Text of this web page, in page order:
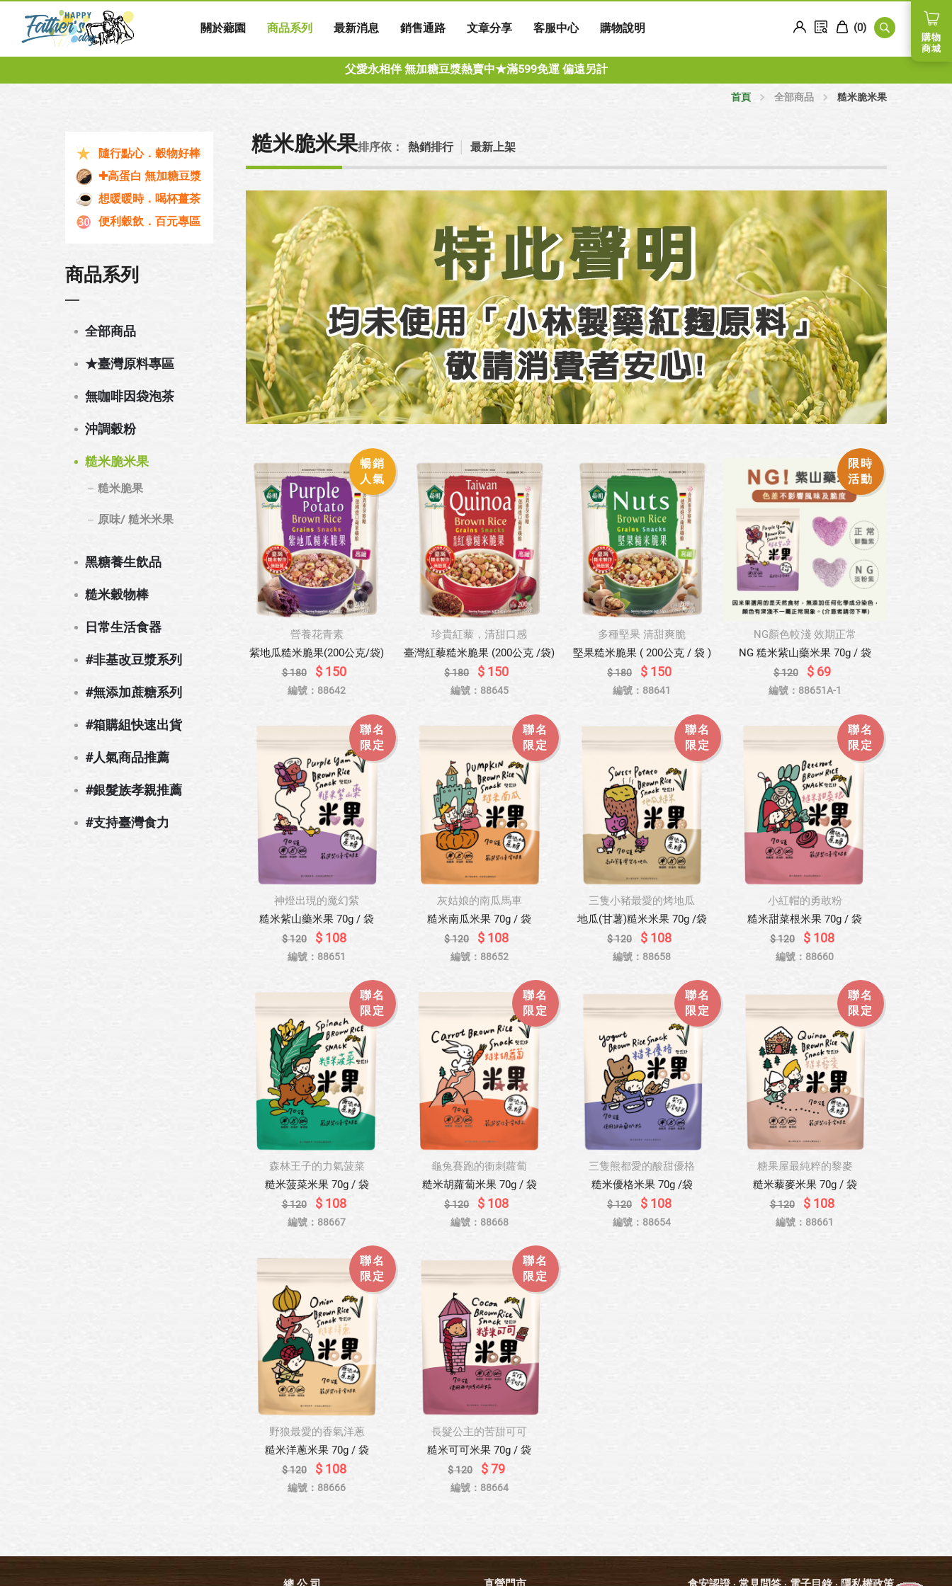
關於薌園 商品系列 最新消息 銷售通路 文章分享 客服中心 購物說明 (0)
購物
商城
父愛永相伴 無加糖豆漿熱賣中★滿599免運 偏遠另計
首頁 全部商品 糙米脆米果
隨行點心．穀物好棒
✚高蛋白 無加糖豆漿
想暖暖時．喝杯薑茶
便利穀飲．百元專區
商品系列
全部商品
★臺灣原料專區
無咖啡因袋泡茶
沖調穀粉
糙米脆米果
糙米脆果
原味/ 糙米米果
黑糖養生飲品
糙米穀物棒
日常生活食器
#非基改豆漿系列
#無添加蔗糖系列
#箱購組快速出貨
#人氣商品推薦
#銀髮族孝親推薦
#支持臺灣食力
糙米脆米果排序依： 熱銷排行 最新上架
暢銷
人氣
營養花青素
紫地瓜糙米脆果(200公克/袋)
$ 180 $ 150
編號：88642
珍貴紅藜，清甜口感
臺灣紅藜糙米脆果 (200公克 /袋)
$ 180 $ 150
編號：88645
多種堅果 清甜爽脆
堅果糙米脆果 ( 200公克 / 袋 )
$ 180 $ 150
編號：88641
限時
活動
NG顏色較淺 效期正常
NG 糙米紫山藥米果 70g / 袋
$ 120 $ 69
編號：88651A-1
聯名
限定
神燈出現的魔幻紫
糙米紫山藥米果 70g / 袋
$ 120 $ 108
編號：88651
聯名
限定
灰姑娘的南瓜馬車
糙米南瓜米果 70g / 袋
$ 120 $ 108
編號：88652
聯名
限定
三隻小豬最愛的烤地瓜
地瓜(甘薯)糙米米果 70g /袋
$ 120 $ 108
編號：88658
聯名
限定
小紅帽的勇敢粉
糙米甜菜根米果 70g / 袋
$ 120 $ 108
編號：88660
聯名
限定
森林王子的力氣菠菜
糙米菠菜米果 70g / 袋
$ 120 $ 108
編號：88667
聯名
限定
龜兔賽跑的衝刺蘿蔔
糙米胡蘿蔔米果 70g / 袋
$ 120 $ 108
編號：88668
聯名
限定
三隻熊都愛的酸甜優格
糙米優格米果 70g /袋
$ 120 $ 108
編號：88654
聯名
限定
糖果屋最純粹的黎麥
糙米藜麥米果 70g / 袋
$ 120 $ 108
編號：88661
聯名
限定
野狼最愛的香氣洋蔥
糙米洋蔥米果 70g / 袋
$ 120 $ 108
編號：88666
聯名
限定
長髮公主的苦甜可可
糙米可可米果 70g / 袋
$ 120 $ 79
編號：88664